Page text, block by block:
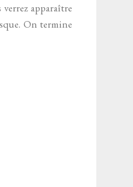
apparaître
On termine